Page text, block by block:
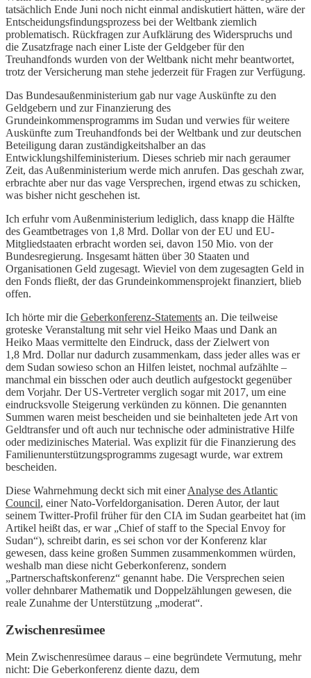
tatsächlich Ende Juni noch nicht einmal andiskutiert hätten, wäre der
Entscheidungsfindungsprozess bei der Weltbank ziemlich
problematisch. Rückfragen zur Aufklärung des Widerspruchs und
die Zusatzfrage nach einer Liste der Geldgeber für den
Treuhandfonds wurden von der Weltbank nicht mehr beantwortet,
trotz der Versicherung man stehe jederzeit für Fragen zur Verfügung.
Das Bundesaußenministerium gab nur vage Auskünfte zu den
Geldgebern und zur Finanzierung des
Grundeinkommensprogramms im Sudan und verwies für weitere
Auskünfte zum Treuhandfonds bei der Weltbank und zur deutschen
Beteiligung daran zuständigkeitshalber an das
Entwicklungshilfeministerium. Dieses schrieb mir nach geraumer
Zeit, das Außenministerium werde mich anrufen. Das geschah zwar,
erbrachte aber nur das vage Versprechen, irgend etwas zu schicken,
was bisher nicht geschehen ist.
Ich erfuhr vom Außenministerium lediglich, dass knapp die Hälfte
des Geamtbetrages von 1,8 Mrd. Dollar von der EU und EU-
Mitgliedstaaten erbracht worden sei, davon 150 Mio. von der
Bundesregierung. Insgesamt hätten über 30 Staaten und
Organisationen Geld zugesagt. Wieviel von dem zugesagten Geld in
den Fonds fließt, der das Grundeinkommensprojekt finanziert, blieb
offen.
Ich hörte mir die Geberkonferenz-Statements an. Die teilweise
groteske Veranstaltung mit sehr viel Heiko Maas und Dank an
Heiko Maas vermittelte den Eindruck, dass der Zielwert von
1,8 Mrd. Dollar nur dadurch zusammenkam, dass jeder alles was er
dem Sudan sowieso schon an Hilfen leistet, nochmal aufzählte –
manchmal ein bisschen oder auch deutlich aufgestockt gegenüber
dem Vorjahr. Der US-Vertreter verglich sogar mit 2017, um eine
eindrucksvolle Steigerung verkünden zu können. Die genannten
Summen waren meist bescheiden und sie beinhalteten jede Art von
Geldtransfer und oft auch nur technische oder administrative Hilfe
oder medizinisches Material. Was explizit für die Finanzierung des
Familienunterstützungsprogramms zugesagt wurde, war extrem
bescheiden.
Diese Wahrnehmung deckt sich mit einerAnalyse des Atlantic
Council, einer Nato-Vorfeldorganisation. Deren Autor, der laut
seinem Twitter-Profil früher für den CIA im Sudan gearbeitet hat (im
Artikel heißt das, er war „Chief of staff to the Special Envoy for
Sudan“), schreibt darin, es sei schon vor der Konferenz klar
gewesen, dass keine großen Summen zusammenkommen würden,
weshalb man diese nicht Geberkonferenz, sondern
„Partnerschaftskonferenz“ genannt habe. Die Versprechen seien
voller dehnbarer Mathematik und Doppelzählungen gewesen, die
reale Zunahme der Unterstützung „moderat“.
Zwischenresümee
Mein Zwischenresümee daraus – eine begründete Vermutung, mehr
nicht: Die Geberkonferenz diente dazu, dem